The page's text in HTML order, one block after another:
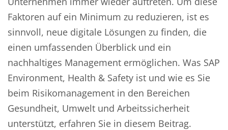
Faktoren auf ein Minimum zu reduzieren, ist es
sinnvoll, neue digitale Lösungen zu finden, die
einen umfassenden Überblick und ein
nachhaltiges Management ermöglichen. Was SAP
Environment, Health & Safety ist und wie es Sie
beim Risikomanagement in den Bereichen
Gesundheit, Umwelt und Arbeitssicherheit
unterstützt, erfahren Sie in diesem Beitrag.